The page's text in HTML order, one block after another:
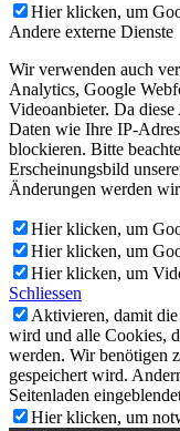
Hier klicken, um
Andere externe Dienste
Wir verwenden auch
Analytics, Google
Videoanbieter. Da
Daten wie Ihre IP-
blockieren. Bitte
Erscheinungsbild
Änderungen werden
Hier klicken, um
Hier klicken, um
Hier klicken, um
Schliessen
Aktivieren, damit die
wird und alle Cookies,
werden. Wir benötigen
gespeichert wird.
Seitenladen
Hier klicken, um